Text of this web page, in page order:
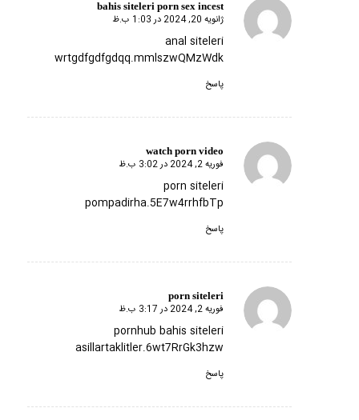
bahis siteleri porn sex incest
گفته:
ژانویه 20, 2024 در 1:03 ب.ظ
anal siteleri
wrtgdfgdfgdqq.mmlszwQMzWdk
پاسخ
watch porn video
گفته:
فوریه 2, 2024 در 3:02 ب.ظ
porn siteleri
pompadirha.5E7w4rrhfbTp
پاسخ
porn siteleri
گفته:
فوریه 2, 2024 در 3:17 ب.ظ
pornhub bahis siteleri
asillartaklitler.6wt7RrGk3hzw
پاسخ